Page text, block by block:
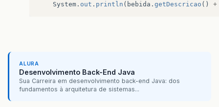
System . out . println ( bebida . getDescricao () +
ALURA
Desenvolvimento Back-End Java
Sua Carreira em desenvolvimento back-end Java: dos
fundamentos à arquitetura de sistemas...